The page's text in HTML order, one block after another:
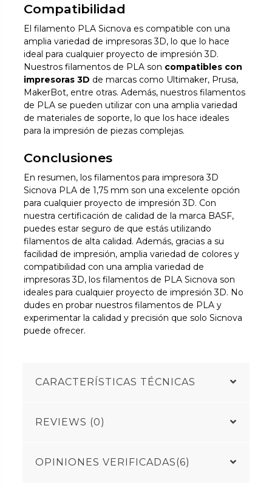
Compatibilidad
El filamento PLA Sicnova es compatible con una
amplia variedad de impresoras 3D, lo que lo hace
ideal para cualquier proyecto de impresión 3D.
Nuestros filamentos de PLA son compatibles con
impresoras 3D de marcas como Ultimaker, Prusa,
MakerBot, entre otras. Además, nuestros filamentos
de PLA se pueden utilizar con una amplia variedad
de materiales de soporte, lo que los hace ideales
para la impresión de piezas complejas.
Conclusiones
En resumen, los filamentos para impresora 3D
Sicnova PLA de 1,75 mm son una excelente opción
para cualquier proyecto de impresión 3D. Con
nuestra certificación de calidad de la marca BASF,
puedes estar seguro de que estás utilizando
filamentos de alta calidad. Además, gracias a su
facilidad de impresión, amplia variedad de colores y
compatibilidad con una amplia variedad de
impresoras 3D, los filamentos de PLA Sicnova son
ideales para cualquier proyecto de impresión 3D. No
dudes en probar nuestros filamentos de PLA y
experimentar la calidad y precisión que solo Sicnova
puede ofrecer.
CARACTERÍSTICAS TÉCNICAS
REVIEWS (0)
OPINIONES VERIFICADAS(6)